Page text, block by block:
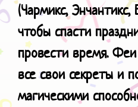
(Чармикс, Энчантикс,
чтобы спасти
провести время. Феи
все свои секреты и
магическими